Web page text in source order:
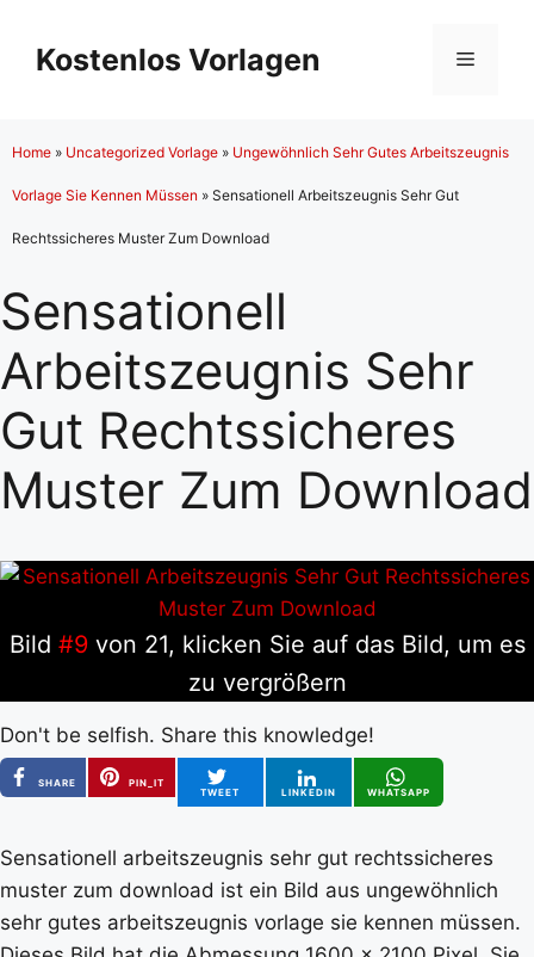
Inhalt
springen
Kostenlos Vorlagen Menü
Home » Uncategorized Vorlage » Ungewöhnlich Sehr Gutes Arbeitszeugnis
Vorlage Sie Kennen Müssen » Sensationell Arbeitszeugnis Sehr Gut
Rechtssicheres Muster Zum Download
Sensationell
Arbeitszeugnis Sehr
Gut Rechtssicheres
Muster Zum Download
Bild #9von 21, klicken Sie auf das Bild, um es
zu vergrößern
Don't be selfish. Share this knowledge!
SHARE
PIN_IT
TWEET
LINKEDIN WHATSAPP
Sensationell arbeitszeugnis sehr gut rechtssicheres
muster zum download ist ein Bild aus ungewöhnlich
sehr gutes arbeitszeugnis vorlage sie kennen müssen.